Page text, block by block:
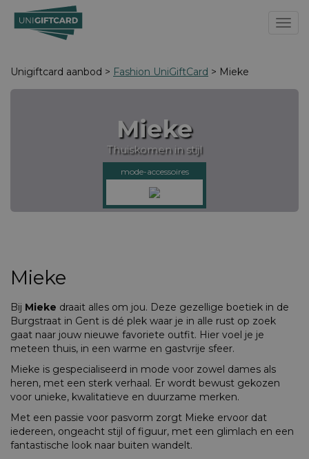
Unigiftcard aanbod > Fashion UniGiftCard > Mieke
Mieke
Thuiskomen in stijl
mode-accessoires
Mieke
Bij Mieke draait alles om jou. Deze gezellige boetiek in de
Burgstraat in Gent is dé plek waar je in alle rust op zoek
gaat naar jouw nieuwe favoriete outfit. Hier voel je je
meteen thuis, in een warme en gastvrije sfeer.
Mieke is gespecialiseerd in mode voor zowel dames als
heren, met een sterk verhaal. Er wordt bewust gekozen
voor unieke, kwalitatieve en duurzame merken.
Met een passie voor pasvorm zorgt Mieke ervoor dat
iedereen, ongeacht stijl of figuur, met een glimlach en een
fantastische look naar buiten wandelt.